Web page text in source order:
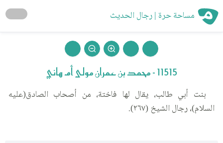
مساحة حرة | رجال الحديث
11515 - محمد بن عمران مولى أم هاني
بنت أبي طالب، يقال لها فاختة، من أصحاب الصادق(عليه
السلام)، رجال الشيخ (٢٦٧).